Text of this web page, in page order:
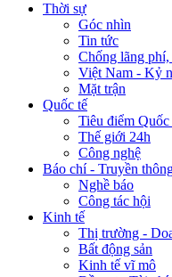
Thời sự
Góc nhìn
Tin tức
Chống lãng
Việt Nam - Kỷ
Mặt trận
Quốc tế
Tiêu điểm Quốc
Thế giới 24h
Công nghệ
Báo chí - Truyền
Nghề báo
Công tác hội
Kinh tế
Thị trường -
Bất động sản
Kinh tế vĩ mô